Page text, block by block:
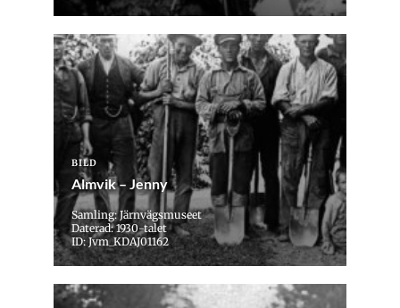
BILD
Almvik – Jenny
Samling: Järnvägsmuseet
Daterad: 1930-talet
ID: Jvm_KDAJ01162